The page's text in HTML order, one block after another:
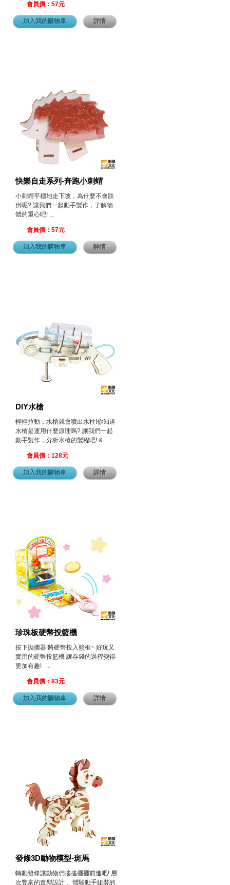
會員價：57元
加入我的購物車 詳情
快樂自走系列-奔跑小刺蝟
小刺蝟平穩地走下坡，為什麼不會跌
倒呢? 讓我們一起動手製作，了解物
體的重心吧! ...
會員價：57元
加入我的購物車 詳情
DIY水槍
輕輕拉動，水槍就會噴出水柱!你知道
水槍是運用什麼原理嗎? 讓我們一起
動手製作，分析水槍的製程吧! &...
會員價：128元
加入我的購物車 詳情
珍珠板硬幣投籃機
按下拋擲器!將硬幣投入籃框~ 好玩又
實用的硬幣投籃機 讓存錢的過程變得
更加有趣! ...
會員價：83元
加入我的購物車 詳情
發條3D動物模型-斑馬
轉動發條讓動物們搖搖擺擺前進吧! 層
次豐富的造型設計， 體驗動手組裝的